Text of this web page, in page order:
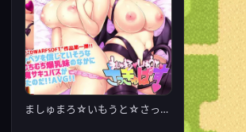
ましゅまろ☆いもうと☆さっきゅばす☆